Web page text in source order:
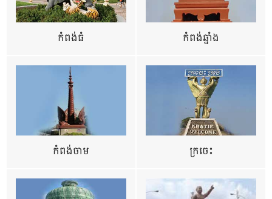
កំពង់ធំ កំពង់ឆ្នាំង
កំពង់ចាម ក្រចេះ